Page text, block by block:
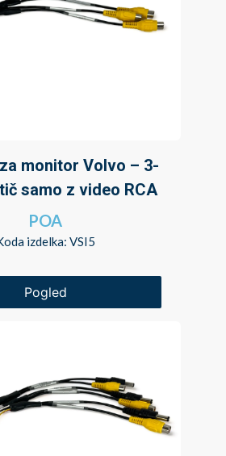
monitor Volvo – 3-
samo z video RCA
POA
izdelka: VSI5
Pogled